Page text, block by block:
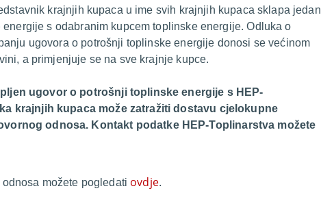
krajnjih kupaca u ime svih krajnjih kupaca sklapa jedan
s odabranim kupcem toplinske energije. Odluka o
ugovora o potrošnji toplinske energije donosi se većinom
a primjenjuje se na sve krajnje kupce.
ugovor o potrošnji toplinske energije s HEP-
krajnjih kupaca može zatražiti dostavu cjelokupne
odnosa. Kontakt podatke HEP-Toplinarstva možete
možete pogledati ovdje.